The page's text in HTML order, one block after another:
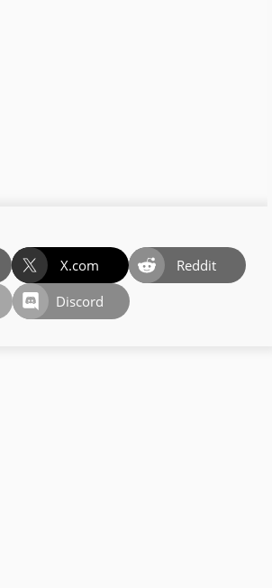
X.com
Reddit
Discord